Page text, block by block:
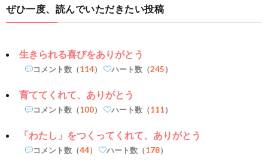
ぜひ一度、読んでいただきたい投稿
生きられる喜びをありがとう
コメント数（114） ハート数（245）
育ててくれて、ありがとう
コメント数（100） ハート数（111）
「わたし」をつくってくれて、ありがとう
コメント数（44） ハート数（178）